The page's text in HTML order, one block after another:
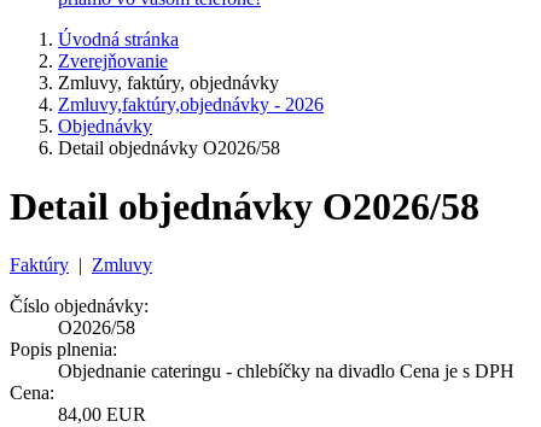
Úvodná stránka
Zverejňovanie
Zmluvy, faktúry, objednávky
Zmluvy,faktúry,objednávky - 2026
Objednávky
Detail objednávky O2026/58
Detail objednávky O2026/58
Faktúry | Zmluvy
Číslo objednávky:
O2026/58
Popis plnenia:
Objednanie cateringu - chlebíčky na divadlo Cena je s DPH
Cena:
84,00 EUR